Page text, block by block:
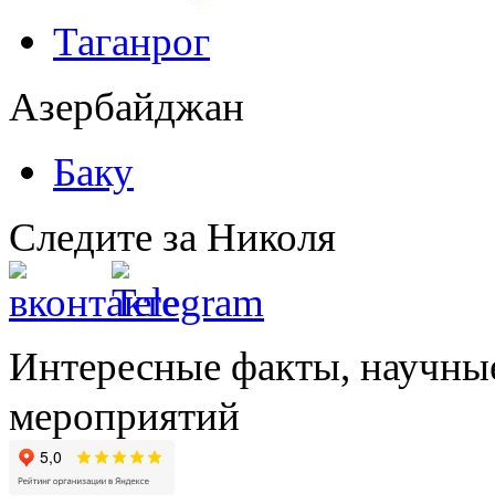
Таганрог
Азербайджан
Баку
Следите за Николя
Интересные факты,
мероприятий